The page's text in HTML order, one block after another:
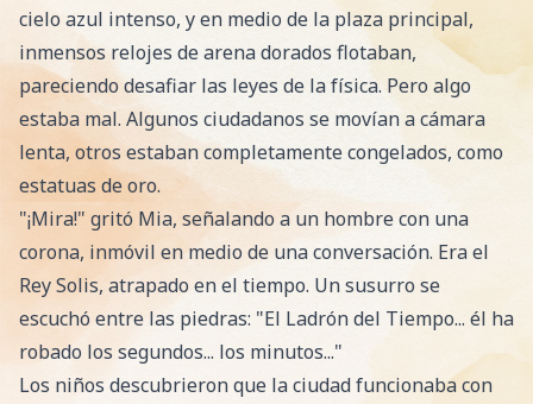
cielo azul intenso, y en medio de la plaza principal,
inmensos relojes de arena dorados flotaban,
pareciendo desafiar las leyes de la física. Pero algo
estaba mal. Algunos ciudadanos se movían a cámara
lenta, otros estaban completamente congelados, como
estatuas de oro.
"¡Mira!" gritó Mia, señalando a un hombre con una
corona, inmóvil en medio de una conversación. Era el
Rey Solis, atrapado en el tiempo. Un susurro se
escuchó entre las piedras: "El Ladrón del Tiempo... él ha
robado los segundos... los minutos..."
Los niños descubrieron que la ciudad funcionaba con